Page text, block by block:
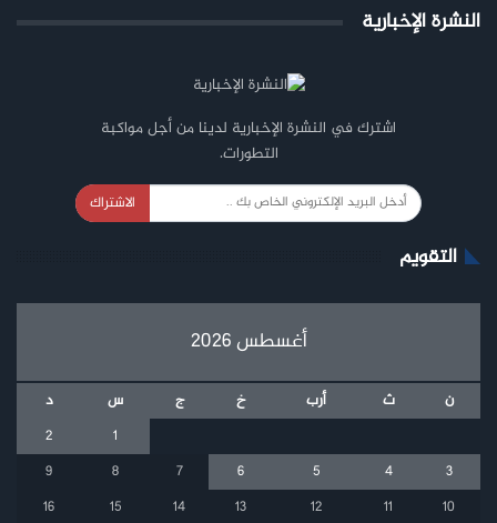
النشرة الإخبارية
اشترك في النشرة الإخبارية لدينا من أجل مواكبة
التطورات.
الاشتراك
التقويم
أغسطس 2026
ن ث أرب خ ج س
د
1
2
3
4
5
6
7
8
9
10
11
12
13
14
15
16